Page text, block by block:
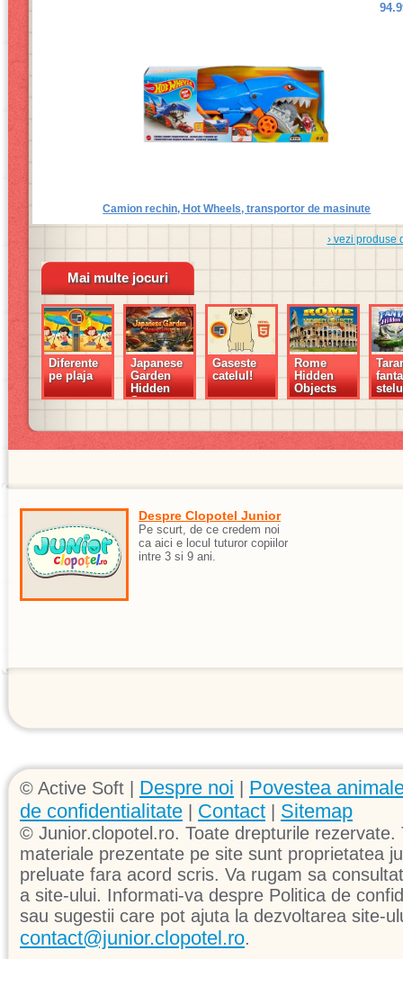
Camion rechin, Hot Wheels, transportor de masinute
› vezi produse
Mai multe jocuri
Diferente
pe plaja
Japanese
Garden
Hidden
Secrets
Gaseste
catelul!
Rome
Hidden
Objects
Despre Clopotel Junior
Pe scurt, de ce credem noi
ca aici e locul tuturor copiilor
intre 3 si 9 ani.
© Active Soft | Despre noi
Povestea
de confidentialitate
Contact Sitemap
© Junior.clopotel.ro. Toate drepturile
materiale prezentate pe site sunt proprietatea
preluate fara acord scris. Va rugam sa
a site-ului. Informati-va despre Politica de
sau sugestii care pot ajuta la dezvoltarea site-
contact@junior.clopotel.ro.